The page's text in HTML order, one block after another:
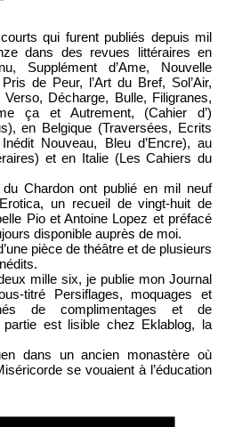
qui furent publiés depuis mil
dans des revues littéraires en
Supplément d’Ame, Nouvelle
de Peur, l’Art du Bref, Sol’Air,
Décharge, Bulle, Filigranes,
ça et Autrement, (Cahier d’)
en Belgique (Traversées, Ecrits
Nouveau, Bleu d’Encre), au
et en Italie (Les Cahiers du
Chardon ont publié en mil neuf
un recueil de vingt-huit de
Pio et Antoine Lopez et préfacé
disponible auprès de moi.
pièce de théâtre et de plusieurs
mille six, je publie mon Journal
titré Persiflages, moquages et
de complimentages et de
est lisible chez Eklablog, la
dans un ancien monastère où
se vouaient à l’éducation